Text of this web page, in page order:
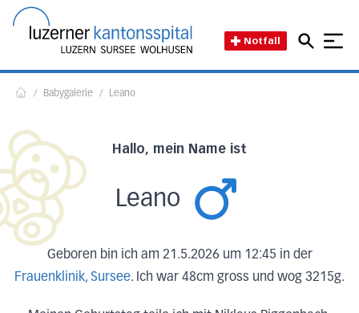
Notfall
/ Babygalerie / Leano
Hallo, mein Name ist
Leano
Geboren bin ich am 21.5.2026 um 12:45 in der
Frauenklinik, Sursee. Ich war 48cm gross und wog 3215g.